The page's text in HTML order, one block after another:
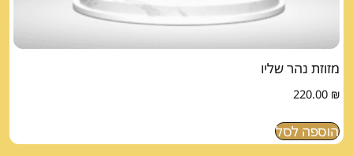
מזוזת נהר שליו
220.00 ₪
הוספה לסל